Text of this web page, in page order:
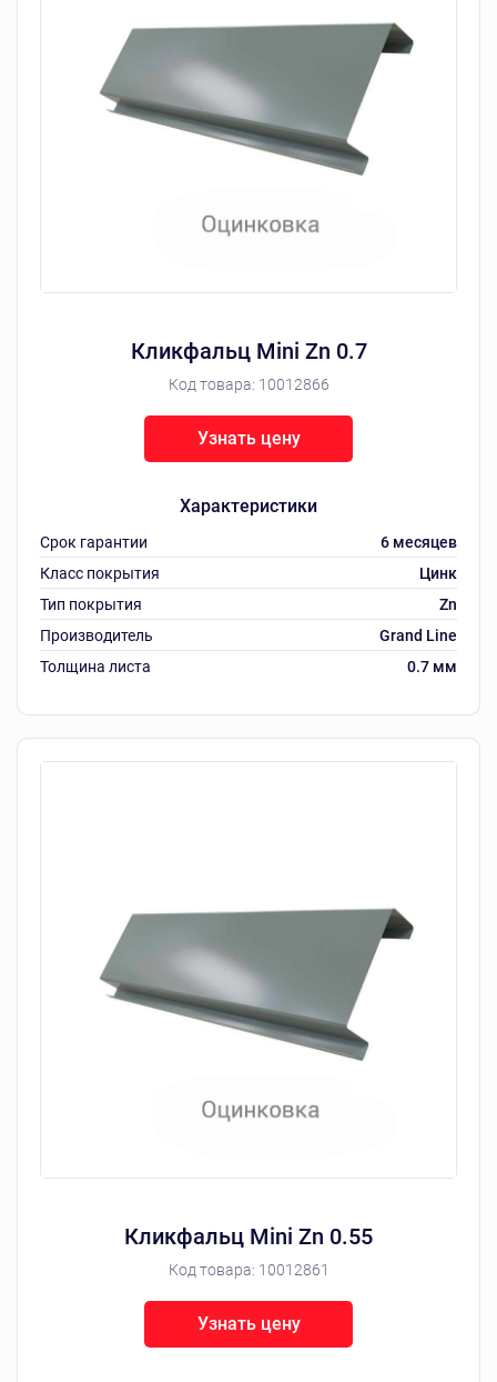
Кликфальц Mini Zn 0.7
Код товара: 10012866
Характеристики
Срок гарантии
6 месяцев
Класс покрытия
Цинк
Тип покрытия
Zn
Производитель
Grand Line
Толщина листа
0.7 мм
Узнать цену
Кликфальц Mini Zn 0.55
Код товара: 10012861
Узнать цену